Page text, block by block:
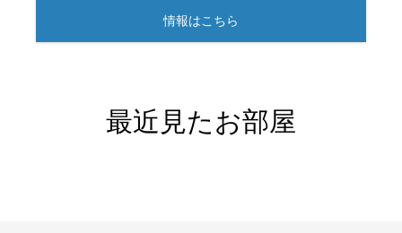
情報はこちら
最近見たお部屋